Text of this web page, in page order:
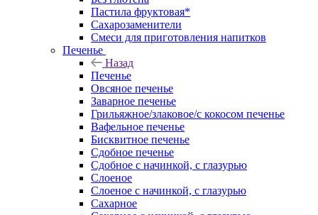
Пастила фруктовая*
Сахарозаменители
Смеси для приготовления напитков
Печенье
Назад
Печенье
Овсяное печенье
Заварное печенье
Грильяжное/злаковое/с кокосом печенье
Вафельное печенье
Бисквитное печенье
Сдобное печенье
Сдобное с начинкой, с глазурью
Слоеное
Слоеное с начинкой, с глазурью
Сахарное